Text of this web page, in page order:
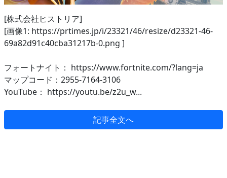
[株式会社ヒストリア]
[画像1: https://prtimes.jp/i/23321/46/resize/d23321-46-
69a82d91c40cba31217b-0.png ]
フォートナイト： https://www.fortnite.com/?lang=ja
マップコード：2955-7164-3106
YouTube： https://youtu.be/z2u_w...
記事全文へ